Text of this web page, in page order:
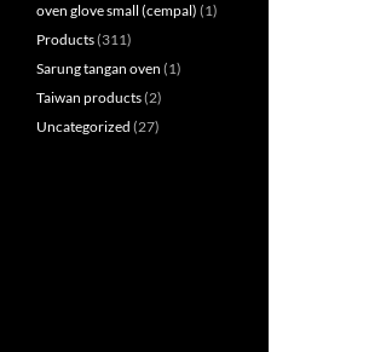
oven glove small (cempal) (1)
Products(311)
Sarung tangan oven (1)
Taiwan products(2)
Uncategorized (27)